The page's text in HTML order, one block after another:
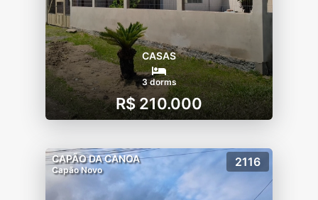
CASAS
3 dorms
R$ 210.000
CAPÃO DA CANOA
Capão Novo
2116